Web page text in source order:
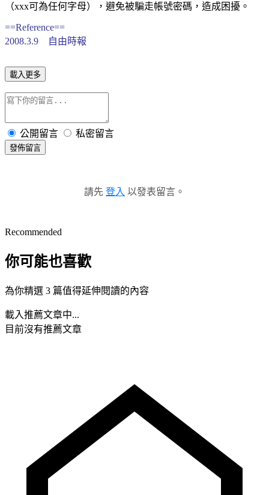
（xxx可為任何字母），避免被騙走帳號密碼，造成困擾。
==Reference==
2008.3.9 自由時報
載入更多
公開留言 私密留言
發佈留言
請先 登入 以發表留言。
Recommended
你可能也喜歡
為你精選 3 篇值得延伸閱讀的內容
載入推薦文章中...
目前沒有推薦文章